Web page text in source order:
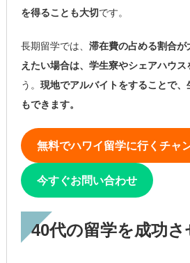
を得ることも大切です。
長期留学では、 滞在費の占める割合
えたい場合は、学生寮やシェアハウス
う。 現地でアルバイトをすることで、
もできます。
無料でハワイ留学に行くチャ
今すぐお問い合わせ
40代の留学を成功